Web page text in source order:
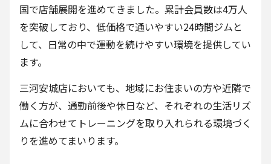
国で店舗展開を進めてきました。累計会員数は4万人
を突破しており、低価格で通いやすい24時間ジムと
して、日常の中で運動を続けやすい環境を提供してい
ます。
三河安城店においても、地域にお住まいの方や近隣で
働く方が、通勤前後や休日など、それぞれの生活リズ
ムに合わせてトレーニングを取り入れられる環境づく
りを進めてまいります。